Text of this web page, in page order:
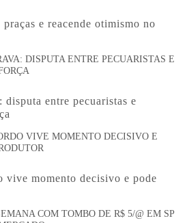
e reacende otimismo no
entre pecuaristas e
vive momento decisivo e pode